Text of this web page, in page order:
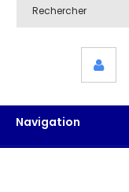
Navigation